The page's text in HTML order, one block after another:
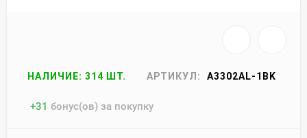
НАЛИЧИЕ: 314 ШТ. АРТИКУЛ: A3302AL-1BK
+31 бонус(ов) за покупку